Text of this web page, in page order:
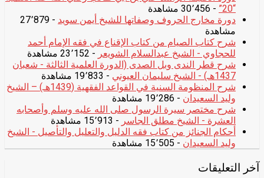
“20”
- 30٬456 مشاهدة
دورة مخارج الحروف وصفاتها للشيخ أيمن سويد
- 27٬879
مشاهدة
شرح كتاب الصيام من كتاب الإقناع في فقه الإمام أحمد
للحجاوي - الشيخ عبدالسلام الشويعر - 23٬152 مشاهدة
شرح قطر الندى وبل الصدى (الدورة العلمية الثالثة - شعبان
1437هـ) - الشيخ سليمان العيوني
- 19٬833 مشاهدة
شرح المنظومة السنية في القواعد الفقهية (1439هـ) – الشيخ
وليد السعيدان - 19٬286 مشاهدة
شرح مختصر سيرة الرسول صلى الله عليه وسلم وأصحابه
العشرة - الشيخ مطلق الجاسر - 15٬913 مشاهدة
أحكام الجنائز من كتاب فقه الدليل والتعليل والتأصيل - الشيخ
وليد السعيدان - 15٬505 مشاهدة
آخر التعليقات